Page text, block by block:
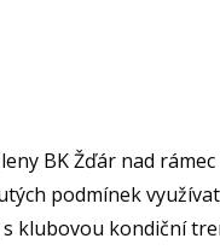
BK Žďár nad
podmínek
klubovou kondiční